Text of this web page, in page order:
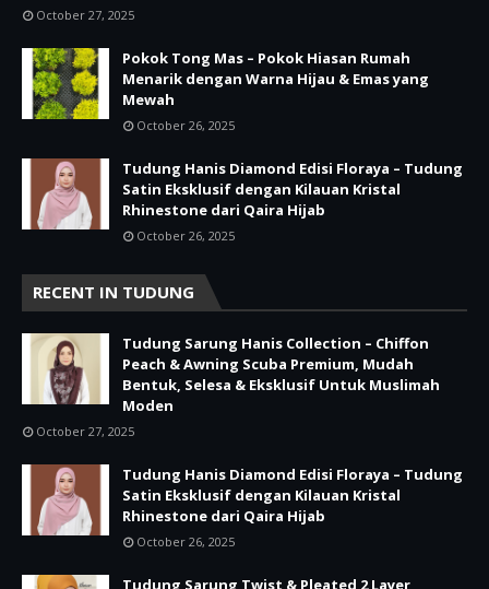
October 27, 2025
Pokok Tong Mas – Pokok Hiasan Rumah
Menarik dengan Warna Hijau & Emas yang
Mewah
October 26, 2025
Tudung Hanis Diamond Edisi Floraya – Tudung
Satin Eksklusif dengan Kilauan Kristal
Rhinestone dari Qaira Hijab
October 26, 2025
RECENT IN TUDUNG
Tudung Sarung Hanis Collection – Chiffon
Peach & Awning Scuba Premium, Mudah
Bentuk, Selesa & Eksklusif Untuk Muslimah
Moden
October 27, 2025
Tudung Hanis Diamond Edisi Floraya – Tudung
Satin Eksklusif dengan Kilauan Kristal
Rhinestone dari Qaira Hijab
October 26, 2025
Tudung Sarung Twist & Pleated 2 Layer